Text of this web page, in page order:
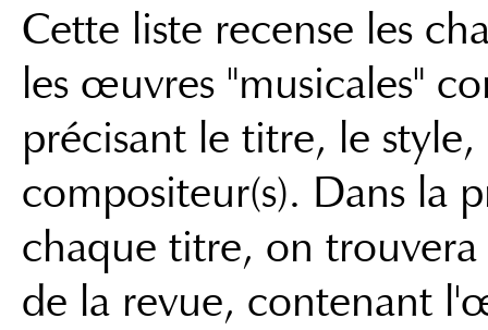
Cette liste recense les
les œuvres "musicales"
précisant le titre, le
compositeur(s). Dans la
chaque titre, on
de la revue, contenant